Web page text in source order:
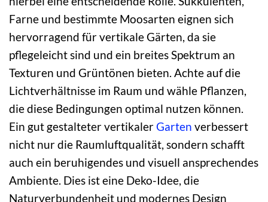
Farne und bestimmte Moosarten eignen sich
hervorragend für vertikale Gärten, da sie
pflegeleicht sind und ein breites Spektrum an
Texturen und Grüntönen bieten. Achte auf die
Lichtverhältnisse im Raum und wähle Pflanzen,
die diese Bedingungen optimal nutzen können.
Ein gut gestalteter vertikalerGarten verbessert
nicht nur die Raumluftqualität, sondern schafft
auch ein beruhigendes und visuell ansprechendes
Ambiente. Dies ist eine Deko-Idee, die
Naturverbundenheit und modernes Design